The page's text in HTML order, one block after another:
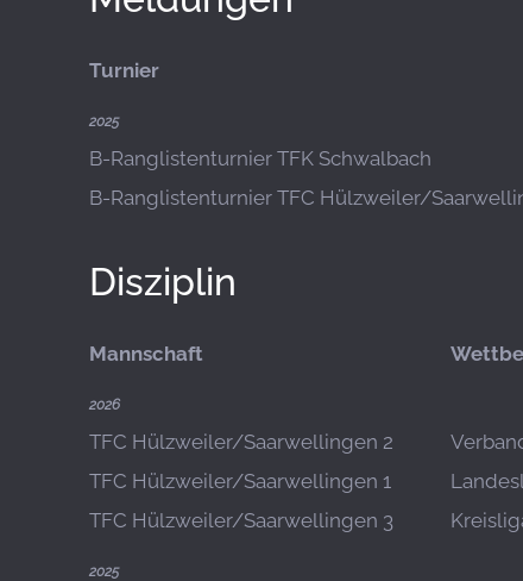
Turnier
2025
B-Ranglistenturnier TFK Schwalbach
B-Ranglistenturnier TFC Hülzweiler/
Disziplin
Mannschaft
2026
TFC Hülzweiler/Saarwellingen 2
TFC Hülzweiler/Saarwellingen 1
TFC Hülzweiler/Saarwellingen 3
2025